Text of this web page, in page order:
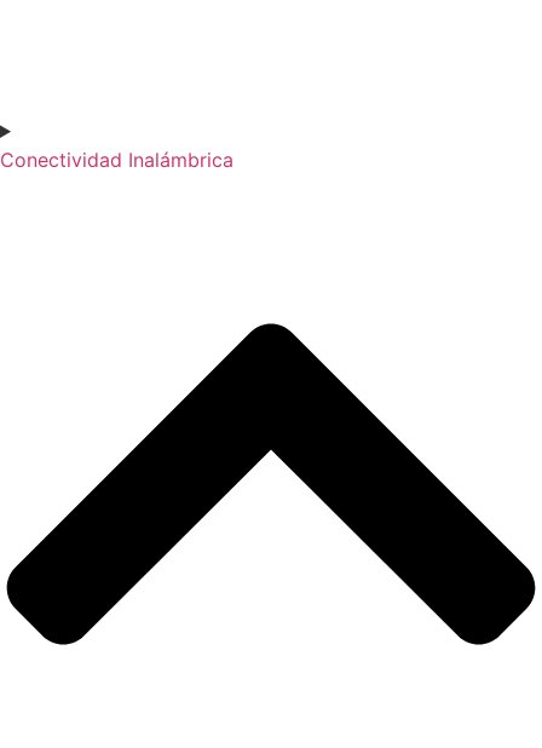
Conectividad Inalámbrica